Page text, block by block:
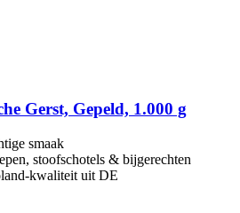
Gerst, Gepeld, 1.000 g
smaak
stoofschotels & bijgerechten
kwaliteit uit DE